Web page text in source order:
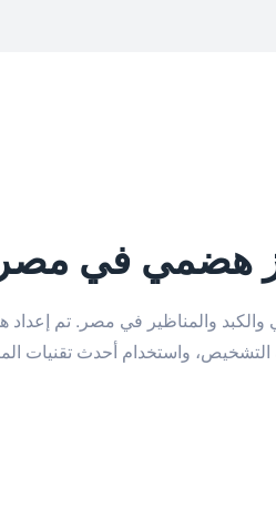
والمناظير في مصر. تم إعداد
واستخدام أحدث تقنيات